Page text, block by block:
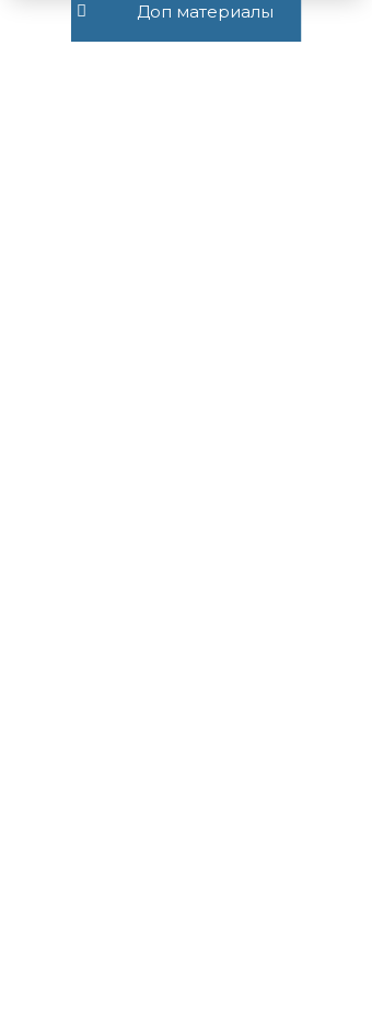
Доп материалы
Все публикации